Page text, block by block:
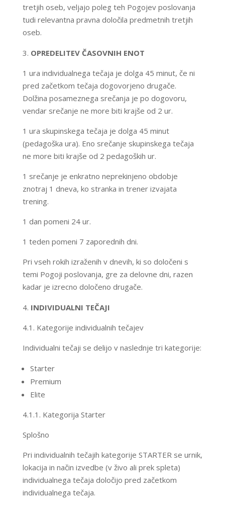
tretjih oseb, veljajo poleg teh Pogojev poslovanja
tudi relevantna pravna določila predmetnih tretjih
oseb.
OPREDELITEV ČASOVNIH ENOT
1 ura individualnega tečaja je dolga 45 minut, če ni
pred začetkom tečaja dogovorjeno drugače.
Dolžina posameznega srečanja je po dogovoru,
vendar srečanje ne more biti krajše od 2 ur.
1 ura skupinskega tečaja je dolga 45 minut
(pedagoška ura). Eno srečanje skupinskega tečaja
ne more biti krajše od 2 pedagoških ur.
1 srečanje je enkratno neprekinjeno obdobje
znotraj 1 dneva, ko stranka in trener izvajata
trening.
1 dan pomeni 24 ur.
1 teden pomeni 7 zaporednih dni.
Pri vseh rokih izraženih v dnevih, ki so določeni s
temi Pogoji poslovanja, gre za delovne dni, razen
kadar je izrecno določeno drugače.
INDIVIDUALNI TEČAJI
4.1. Kategorije individualnih tečajev
Individualni tečaji se delijo v naslednje tri kategorije:
Starter
Premium
Elite
4.1.1. Kategorija Starter
Splošno
Pri individualnih tečajih kategorije STARTER se urnik,
lokacija in način izvedbe (v živo ali prek spleta)
individualnega tečaja določijo pred začetkom
individualnega tečaja.